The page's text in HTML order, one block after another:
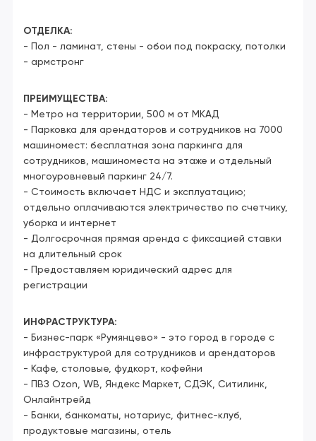
ОТДЕЛКА:
- Пол - ламинат, стены - обои под покраску, потолки
- армстронг
ПРЕИМУЩЕСТВА:
- Метро на территории, 500 м от МКАД
- Парковка для арендаторов и сотрудников на 7000
машиномест: бесплатная зона паркинга для
сотрудников, машиноместа на этаже и отдельный
многоуровневый паркинг 24/7.
- Стоимость включает НДС и эксплуатацию;
отдельно оплачиваются электричество по счетчику,
уборка и интернет
- Долгосрочная прямая аренда с фиксацией ставки
на длительный срок
- Предоставляем юридический адрес для
регистрации
ИНФРАСТРУКТУРА:
- Бизнес-парк «Румянцево» - это город в городе с
инфраструктурой для сотрудников и арендаторов
- Кафе, столовые, фудкорт, кофейни
- ПВЗ Ozon, WB, Яндекс Маркет, СДЭК, Ситилинк,
Онлайнтрейд
- Банки, банкоматы, нотариус, фитнес-клуб,
продуктовые магазины, отель